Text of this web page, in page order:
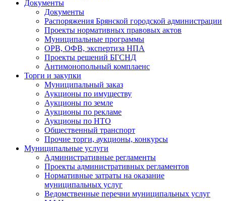
Документы
Документы
Распоряжения Брянской городской администрации
Проекты нормативных правовых актов
Муниципальные программы
ОРВ, ОФВ, экспертиза НПА
Проекты решений БГСНД
Антимонопольный комплаенс
Торги и закупки
Муниципальный заказ
Аукционы по имуществу
Аукционы по земле
Аукционы по рекламе
Аукционы по НТО
Общественный транспорт
Прочие торги, аукционы, конкурсы
Муниципальные услуги
Административные регламенты
Проекты административных регламентов
Нормативные затраты на оказание
муниципальных услуг
Ведомственные перечни муниципальных услуг